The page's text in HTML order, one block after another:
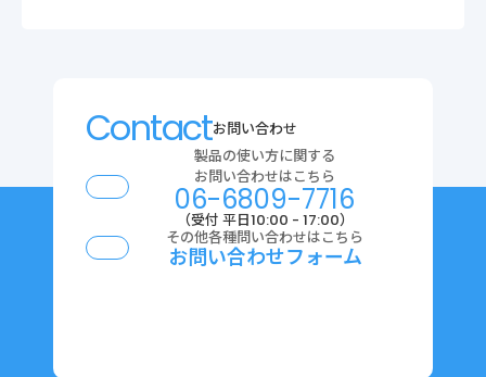
Contactお問い合わせ
製品の使い方に関する
お問い合わせはこちら
06-6809-7716
（受付 平日10:00 - 17:00）
その他各種問い合わせはこちら
お問い合わせフォーム